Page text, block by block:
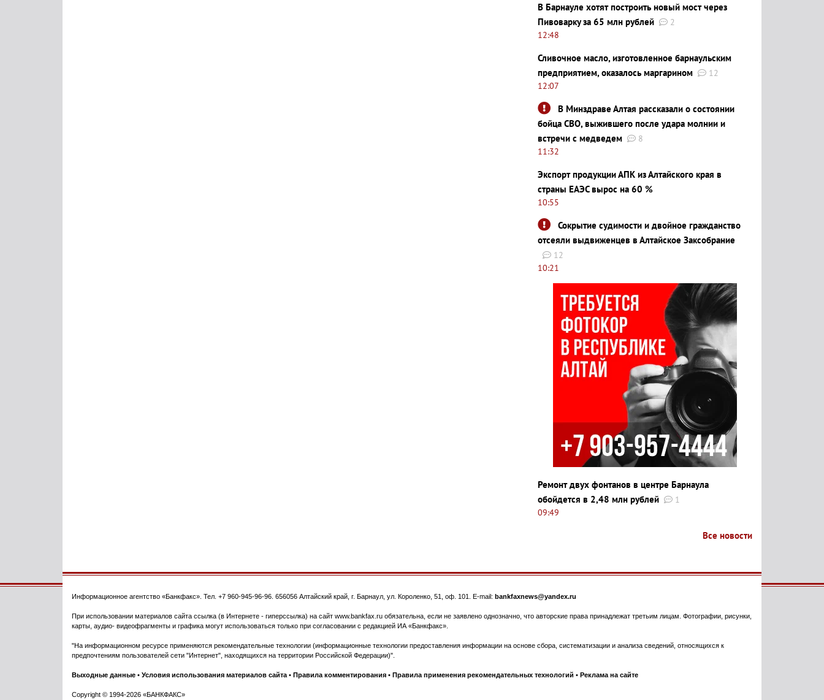
В Барнауле хотят построить новый мост через
Пивоварку за 65 млн рублей
2
12:48
Сливочное масло, изготовленное барнаульским
предприятием, оказалось маргарином
12
12:07
В Минздраве Алтая рассказали о состоянии
бойца СВО, выжившего после удара молнии и
встречи с медведем
8
11:32
Экспорт продукции АПК из Алтайского края в
страны ЕАЭС вырос на 60 %
10:55
Сокрытие судимости и двойное гражданство
отсеяли выдвиженцев в Алтайское Заксобрание
12
10:21
Ремонт двух фонтанов в центре Барнаула
обойдется в 2,48 млн рублей
1
09:49
Все новости
Информационное агентство «Банкфакс» . Тел. +7 960-945-96-96 656056 Алтайский край, г. Барнаул ул. Короленко, 51, оф. 101 . E-mail: bankfaxnews@yandex.ru
При использовании материалов сайта ссылка (в Интернете - гиперссылка) на сайт www.bankfax.ru обязательна, если не заявлено однозначно, что авторские права принадлежат третьим лицам. Фотографии, рисунки,
карты, аудио- видеофрагменты и графика могут использоваться только при согласовании с редакцией ИА «Банкфакс».
"На информационном ресурсе применяются рекомендательные технологии (информационные технологии предоставления информации на основе сбора, систематизации и анализа сведений, относящихся к
предпочтениям пользователей сети "Интернет", находящихся на территории Российской Федерации)".
Выходные данные • Условия использования материалов сайта • Правила комментирования • Правила применения рекомендательных технологий • Реклама на сайте
Copyright © 1994-2026 «БАНКФАКС»